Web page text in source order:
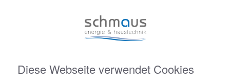
Diese Webseite verwendet Cookies